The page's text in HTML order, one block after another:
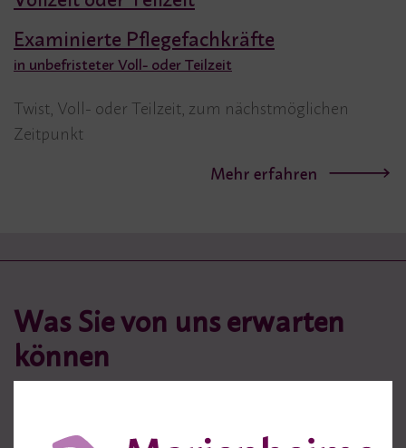
Examinierte Pflegefachkräfte
in unbefristeter Voll- oder Teilzeit
Twist, Voll- oder Teilzeit, zum nächstmöglichen
Zeitpunkt
Mehr erfahren
Was Sie von uns erwarten
können